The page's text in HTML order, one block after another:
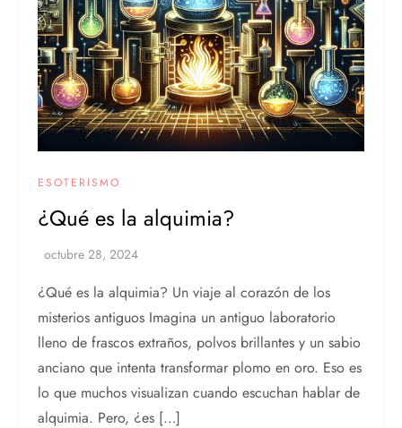
ESOTERISMO
¿Qué es la alquimia?
¿Qué es la alquimia? Un viaje al corazón de los
misterios antiguos Imagina un antiguo laboratorio
lleno de frascos extraños, polvos brillantes y un sabio
anciano que intenta transformar plomo en oro. Eso es
lo que muchos visualizan cuando escuchan hablar de
alquimia. Pero, ¿es […]